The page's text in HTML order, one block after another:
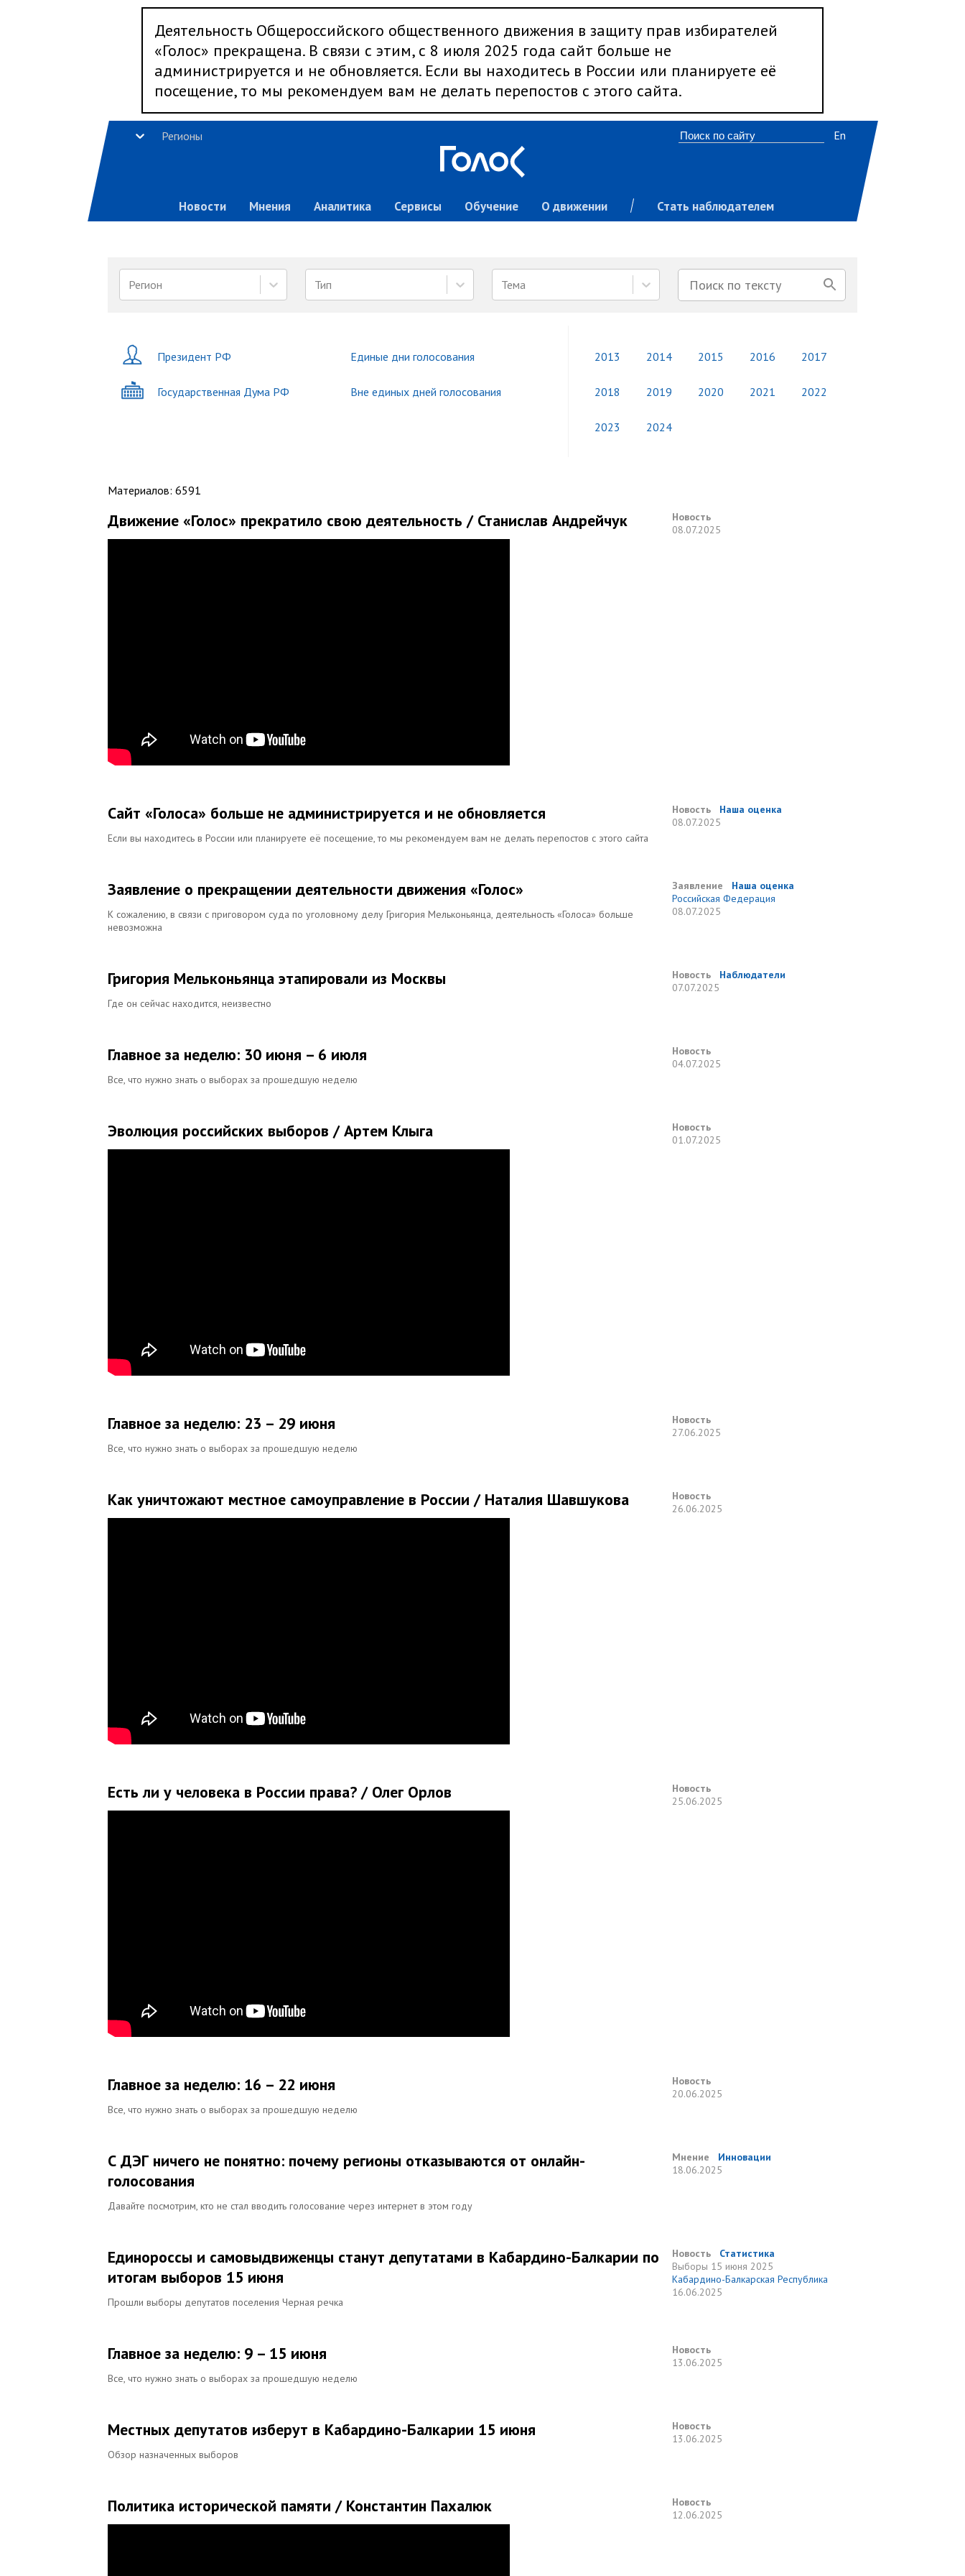
Деятельность Общероссийского общественного движения в защиту прав избирателей
«Голос» прекращена. В связи с этим, с 8 июля 2025 года сайт больше не
администрируется и не обновляется. Если вы находитесь в России или планируете её
посещение, то мы рекомендуем вам не делать перепостов с этого сайта.
Регионы
Новости Мнения Аналитика Сервисы Обучение О движении Стать наблюдателем
En
Регион Тип Тема
Президент РФ
Государственная Дума РФ
Единые дни голосования
Вне единых дней голосования
2013 2014 2015 2016 2017
2018 2019 2020 2021 2022
2023 2024
Материалов: 6591
Движение «Голос» прекратило свою деятельность / Станислав Андрейчук
Новость
08.07.2025
Сайт «Голоса» больше не администрируется и не обновляется
Если вы находитесь в России или планируете её посещение, то мы рекомендуем вам не делать перепостов с этого сайта
Новость
Наша оценка
08.07.2025
Заявление о прекращении деятельности движения «Голос»
К сожалению, в связи с приговором суда по уголовному делу Григория Мельконьянца, деятельность «Голоса» больше
невозможна
Заявление
Наша оценка
Российская Федерация
08.07.2025
Григория Мельконьянца этапировали из Москвы
Где он сейчас находится, неизвестно
Новость
Наблюдатели
07.07.2025
Главное за неделю: 30 июня – 6 июля
Все, что нужно знать о выборах за прошедшую неделю
Новость
04.07.2025
Эволюция российских выборов / Артем Клыга
Новость
01.07.2025
Главное за неделю: 23 – 29 июня
Все, что нужно знать о выборах за прошедшую неделю
Новость
27.06.2025
Как уничтожают местное самоуправление в России / Наталия Шавшукова
Новость
26.06.2025
Есть ли у человека в России права? / Олег Орлов
Новость
25.06.2025
Главное за неделю: 16 – 22 июня
Все, что нужно знать о выборах за прошедшую неделю
Новость
20.06.2025
С ДЭГ ничего не понятно: почему регионы отказываются от онлайн-
голосования
Давайте посмотрим, кто не стал вводить голосование через интернет в этом году
Мнение
Инновации
18.06.2025
Единороссы и самовыдвиженцы станут депутатами в Кабардино-Балкарии по
итогам выборов 15 июня
Прошли выборы депутатов поселения Черная речка
Новость
Статистика
Выборы 15 июня 2025
Кабардино-Балкарская Республика
16.06.2025
Главное за неделю: 9 – 15 июня
Все, что нужно знать о выборах за прошедшую неделю
Новость
13.06.2025
Местных депутатов изберут в Кабардино-Балкарии 15 июня
Обзор назначенных выборов
Новость
13.06.2025
Политика исторической памяти / Константин Пахалюк
Новость
12.06.2025